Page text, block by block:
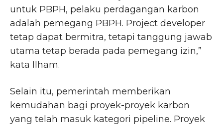
untuk PBPH, pelaku perdagangan karbon
adalah pemegang PBPH. Project developer
tetap dapat bermitra, tetapi tanggung jawab
utama tetap berada pada pemegang izin,”
kata Ilham.
Selain itu, pemerintah memberikan
kemudahan bagi proyek-proyek karbon
yang telah masuk kategori pipeline. Proyek